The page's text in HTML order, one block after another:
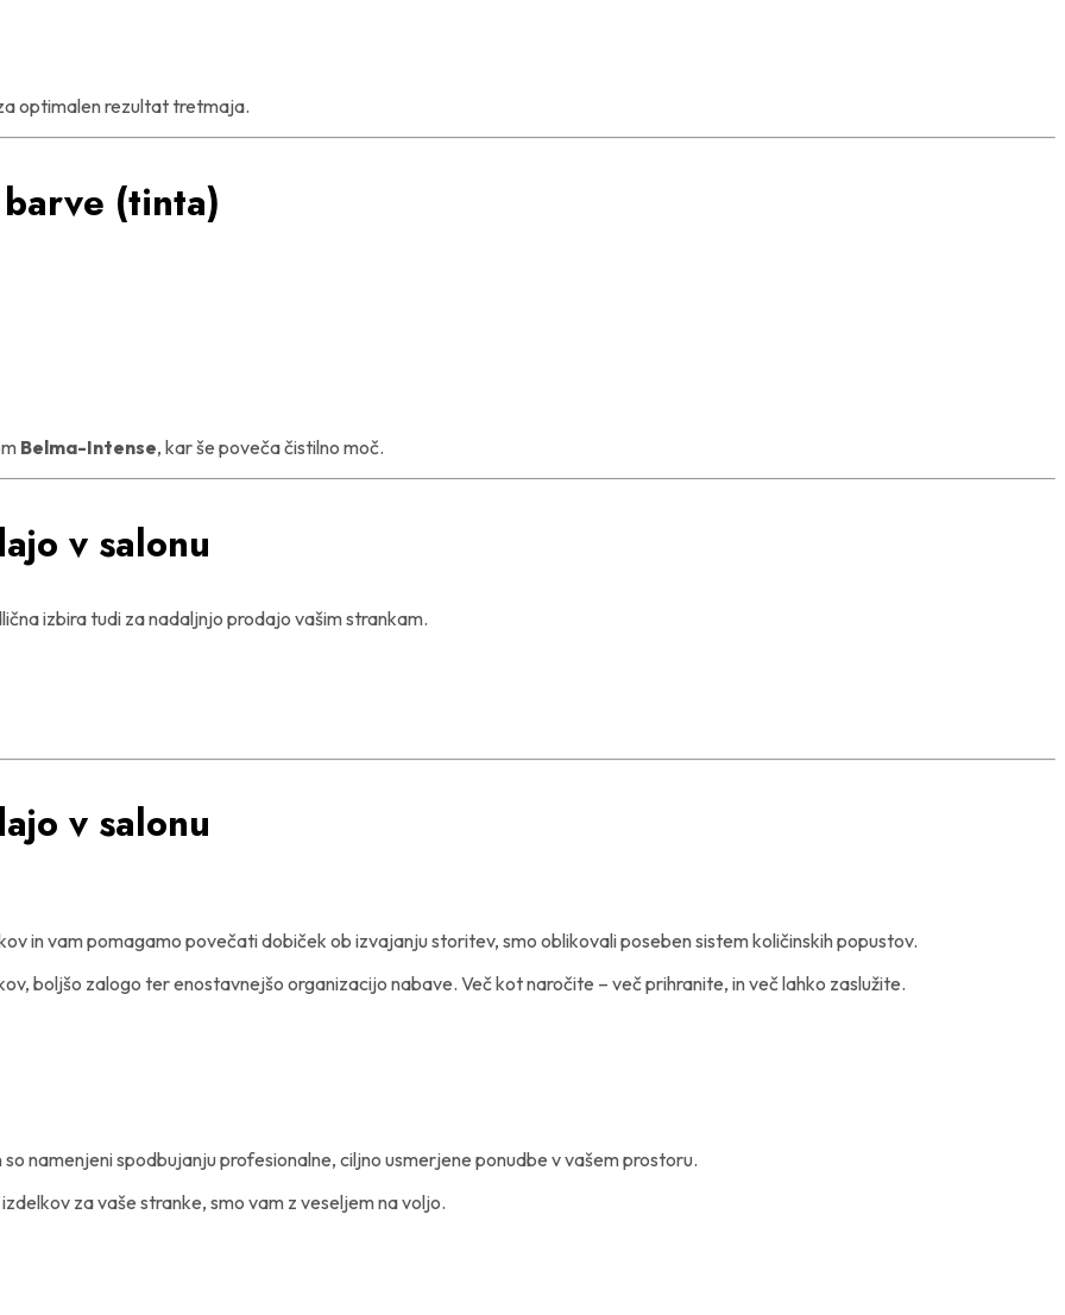
optimalen rezultat tretmaja.
(tinta)
Belma-Intense, kar še poveča čistilno moč.
v salonu
izbira tudi za nadaljnjo prodajo vašim strankam.
v salonu
in vam pomagamo povečati dobiček ob izvajanju storitev, smo oblikovali poseben sistem količinskih popustov.
boljšo zalogo ter enostavnejšo organizacijo nabave. Več kot naročite – več prihranite, in več lahko zaslužite.
namenjeni spodbujanju profesionalne, ciljno usmerjene ponudbe v vašem prostoru.
za vaše stranke, smo vam z veseljem na voljo.